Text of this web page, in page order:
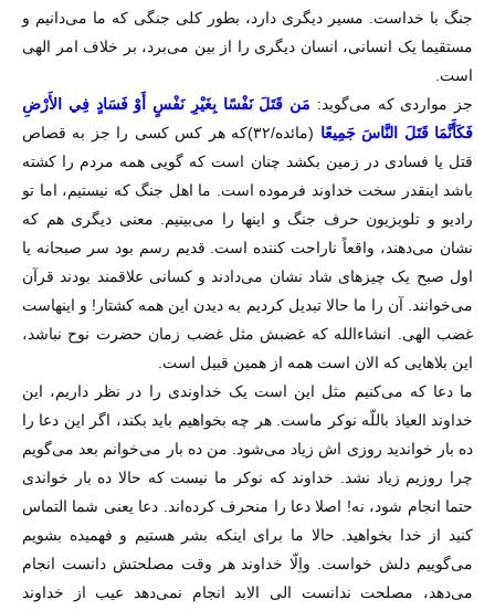
جنگ با خداست. مسیر دیگری دارد، بطور کلی جنگی که ما می‌دانیم و
مستقیما یک انسانی، انسان دیگری را از بین می‌برد، بر خلاف امر الهی
است.
جز مواردی که می‌گوید: مَن قَتَلَ نَفْسًا بِغَيْرِ نَفْسٍ أَوْ فَسَادٍ فِي الأَرْضِ
فَكَأَنَّمَا قَتَلَ النَّاسَ جَمِيعًا
(مائده/۳۲)كه هر كس كسى را جز به قصاص
قتل يا فسادى در زمين بكشد چنان است كه گويى همه مردم را كشته
باشد اینقدر سخت خداوند فرموده است. ما اهل جنگ که نیستیم، اما تو
رادیو و تلویزیون حرف جنگ و اینها را می‌بینیم. معنی دیگری هم که
نشان می‌دهند، واقعاً ناراحت کننده است. قدیم رسم بود سر صبحانه یا
اول صبح یک چیزهای شاد نشان می‌دادند و کسانی علاقمند بودند قرآن
می‌خوانند. آن را ما حالا تبدیل کردیم به دیدن این همه کشتار! و اینهاست
غضب الهی. انشاءالله که غضبش مثل غضب زمان حضرت نوح نباشد،
این بلاهایی که الان است همه از همین قبیل است.
ما دعا که می‌کنیم مثل این است یک خداوندی را در نظر داریم، این
خداوند العیاذ باللّه نوکر ماست. هر چه بخواهیم باید بکند، اگر این دعا را
ده بار خواندید روزی ‌اش زیاد می‌شود. من ده بار می‌خوانم بعد می‌گویم
چرا روزیم زیاد نشد. خداوند که نوکر ما نیست که حالا ده بار خواندی
حتما انجام شود، نه! اصلا دعا را منحرف کرده‌اند. دعا یعنی شما التماس
کنید از خدا بخواهید. حالا ما برای اینکه بشر هستیم و فهمیده بشویم
می‌گوییم دلش خواست. واِلّا خداوند هر وقت مصلحتش دانست انجام
می‌دهد، مصلحت ندانست الی الابد انجام نمی‌دهد عیب از خداوند